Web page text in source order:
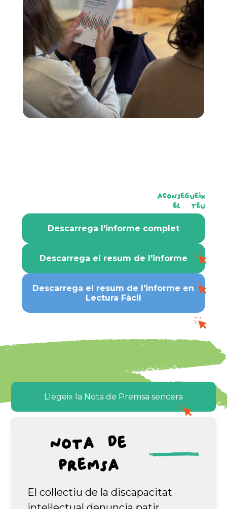
aconsegueix
el teu
exe
Descarrega el resum de l'informe en
Llegeix la Nota de Premsa sencera
Nota de
premsa
El col·lectiu de la discapacitat